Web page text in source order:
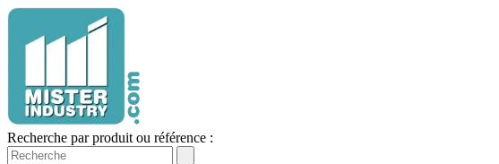
Recherche par produit ou référence :